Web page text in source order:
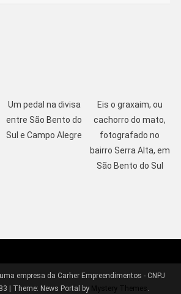
Um pedal na divisa
entre São Bento do
Sul e Campo Alegre
Eis o graxaim, ou
cachorro do mato,
fotografado no
bairro Serra Alta, em
São Bento do Sul
empresa da Carher Empreendimentos - CNPJ
Theme: News Portal by Mystery Themes .